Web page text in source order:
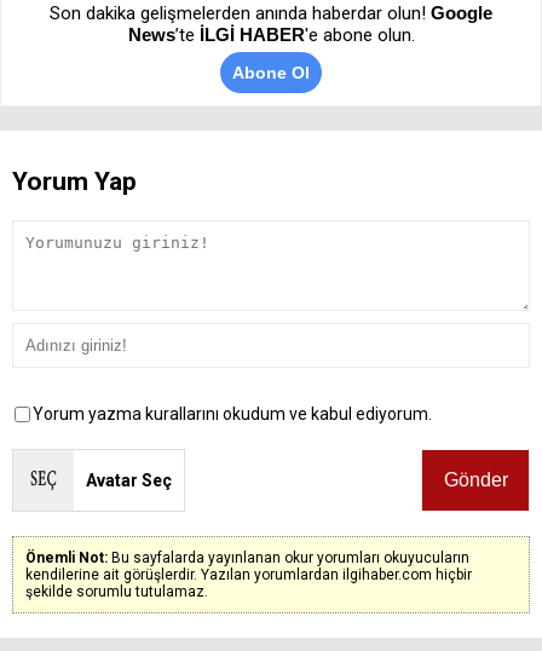
Son dakika gelişmelerden anında haberdar olun! Google
News’te İLGİ HABER'e abone olun.
Abone Ol
Yorum Yap
Yorum yazma kurallarını okudum ve kabul ediyorum.
Avatar Seç
Önemli Not: Bu sayfalarda yayınlanan okur yorumları okuyucuların
kendilerine ait görüşlerdir. Yazılan yorumlardan ilgihaber.com hiçbir
şekilde sorumlu tutulamaz.